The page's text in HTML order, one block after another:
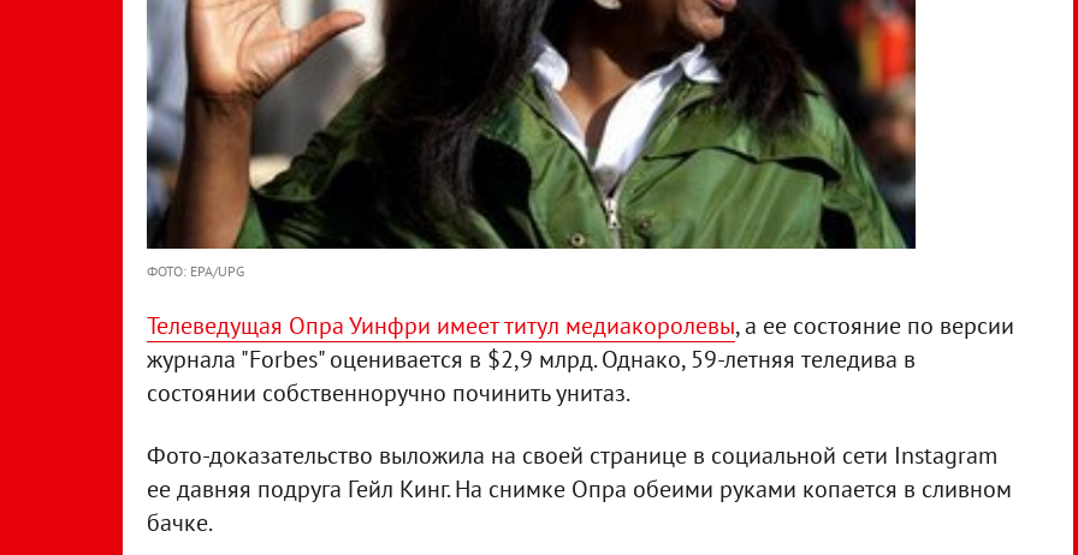
ФОТО: EPA/UPG
Телеведущая Опра Уинфри имеет титул медиакоролевы, а ее состояние по версии
журнала "Forbes" оценивается в $2,9 млрд. Однако, 59-летняя теледива в
состоянии собственноручно починить унитаз.
Фото-доказательство выложила на своей странице в социальной сети Instagram
ее давняя подруга Гейл Кинг. На снимке Опра обеими руками копается в сливном
бачке.